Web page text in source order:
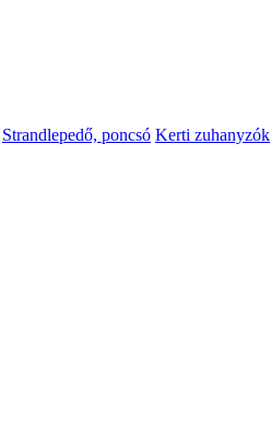
Strandlepedő, poncsó Kerti zuhanyzók